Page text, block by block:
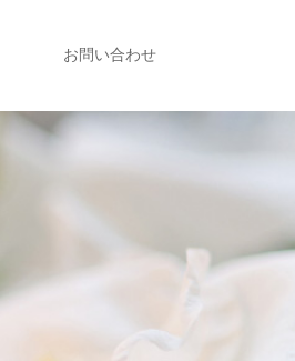
お問い合わせ